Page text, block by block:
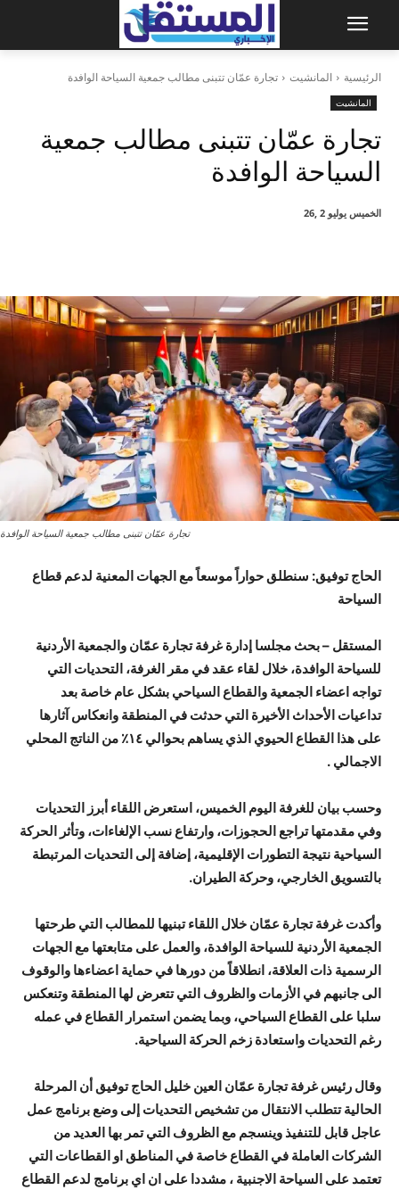
الرئيسية المانشيت تجارة عمّان تتبنى مطالب جمعية السياحة الوافدة
المانشيت
تجارة عمّان تتبنى مطالب جمعية
السياحة الوافدة
الخميس يوليو 2 ,26
تجارة عمّان تتبنى مطالب جمعية السياحة الوافدة
الحاج توفيق: سنطلق حواراً موسعاً مع الجهات المعنية لدعم قطاع
السياحة
المستقل – بحث مجلسا إدارة غرفة تجارة عمّان والجمعية الأردنية
للسياحة الوافدة، خلال لقاء عقد في مقر الغرفة، التحديات التي
تواجه اعضاء الجمعية والقطاع السياحي بشكل عام خاصة بعد
تداعيات الأحداث الأخيرة التي حدثت في المنطقة وانعكاس آثارها
على هذا القطاع الحيوي الذي يساهم بحوالي ١٤٪؜ من الناتج المحلي
الاجمالي .
وحسب بيان للغرفة اليوم الخميس، استعرض اللقاء أبرز التحديات
وفي مقدمتها تراجع الحجوزات، وارتفاع نسب الإلغاءات، وتأثر الحركة
السياحية نتيجة التطورات الإقليمية، إضافة إلى التحديات المرتبطة
بالتسويق الخارجي، وحركة الطيران.
وأكدت غرفة تجارة عمّان خلال اللقاء تبنيها للمطالب التي طرحتها
الجمعية الأردنية للسياحة الوافدة، والعمل على متابعتها مع الجهات
الرسمية ذات العلاقة، انطلاقاً من دورها في حماية اعضاءها والوقوف
الى جانبهم في الأزمات والظروف التي تتعرض لها المنطقة وتنعكس
سلبا على القطاع السياحي، وبما يضمن استمرار القطاع في عمله
رغم التحديات واستعادة زخم الحركة السياحية.
وقال رئيس غرفة تجارة عمّان العين خليل الحاج توفيق أن المرحلة
الحالية تتطلب الانتقال من تشخيص التحديات إلى وضع برنامج عمل
عاجل قابل للتنفيذ وينسجم مع الظروف التي تمر بها العديد من
الشركات العاملة في القطاع خاصة في المناطق او القطاعات التي
تعتمد على السياحة الاجنبية ، مشددا على ان اي برنامج لدعم القطاع